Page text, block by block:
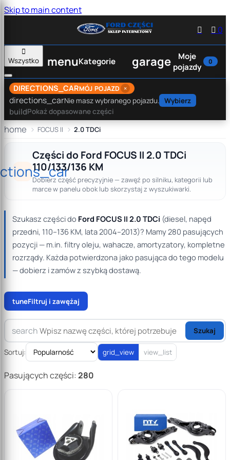
Skip to main content

 0

Wszystko
menuKategorie garage
Moje
pojazdy
0
DIRECTIONS_CARMÓJ POJAZD ×
directions_carNie masz wybranego pojazdu. Wybierz
buildPokaż dopasowane części
home FOCUS II 2.0 TDCi
Części do Ford FOCUS II 2.0 TDCi
110/133/136 KM
Dobierz część precyzyjnie — zawęź po silniku, kategorii lub
marce w panelu obok lub skorzystaj z wyszukiwarki.
Szukasz części do Ford FOCUS II 2.0 TDCi (diesel, napęd
przedni, 110–136 KM, lata 2004–2013)? Mamy 280 pasujących
pozycji — m.in. filtry oleju, wahacze, amortyzatory, kompletne
rozrządy. Każda potwierdzona jako pasująca do tego modelu
— dobierz i zamów z szybką dostawą.
tuneFiltruj i zawężaj
search Szukaj
Sortuj: grid_view view_list
Pasujących części:280